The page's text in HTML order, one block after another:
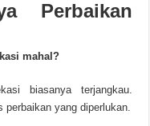
Perbaikan
mahal?
biasanya terjangkau.
perbaikan yang diperlukan.